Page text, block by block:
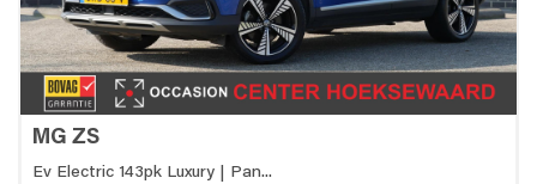
MG ZS
Ev Electric 143pk Luxury | Pan...